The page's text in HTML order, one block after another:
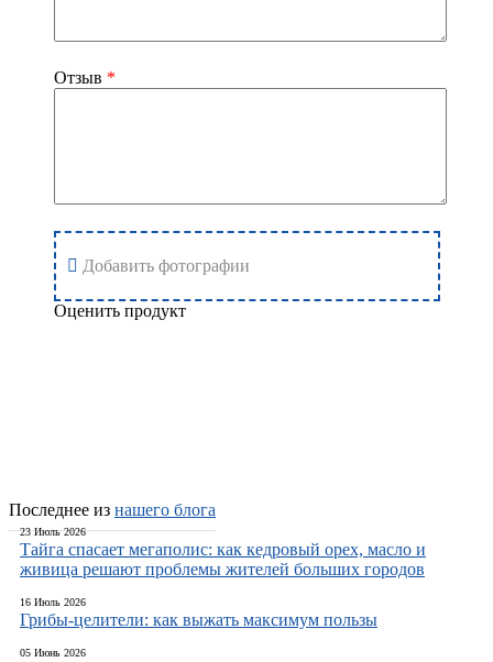
Отзыв *
Добавить фотографии
Оценить продукт
Последнее из нашего блога
23 Июль 2026
Тайга спасает мегаполис: как кедровый орех, масло и
живица решают проблемы жителей больших городов
16 Июль 2026
Грибы-целители: как выжать максимум пользы
05 Июнь 2026